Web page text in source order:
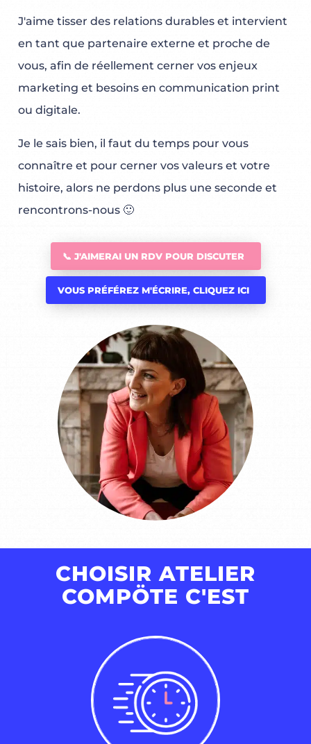
J'aime tisser des relations durables et intervient
en tant que partenaire externe et proche de
vous, afin de réellement cerner vos enjeux
marketing et besoins en communication print
ou digitale.
Je le sais bien, il faut du temps pour vous
connaître et pour cerner vos valeurs et votre
histoire, alors ne perdons plus une seconde et
rencontrons-nous 🙂
📞 J'AIMERAI UN RDV POUR DISCUTER
VOUS PRÉFÉREZ M'ÉCRIRE, CLIQUEZ ICI
CHOISIR ATELIER
COMPÖTE C'EST